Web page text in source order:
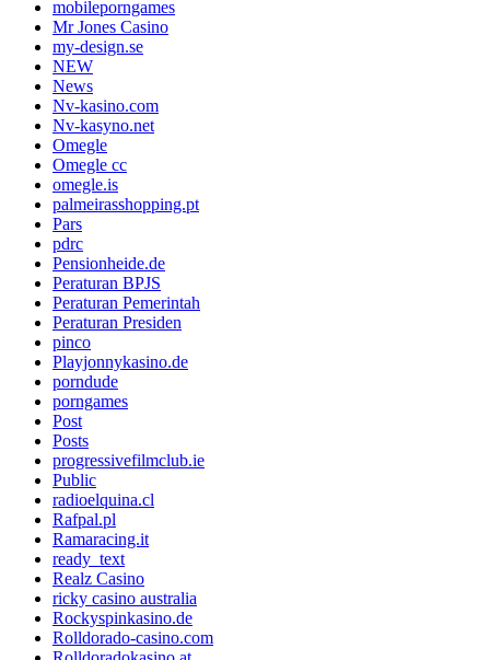
mobileporngames
Mr Jones Casino
my-design.se
NEW
News
Nv-kasino.com
Nv-kasyno.net
Omegle
Omegle cc
omegle.is
palmeirasshopping.pt
Pars
pdrc
Pensionheide.de
Peraturan BPJS
Peraturan Pemerintah
Peraturan Presiden
pinco
Playjonnykasino.de
porndude
porngames
Post
Posts
progressivefilmclub.ie
Public
radioelquina.cl
Rafpal.pl
Ramaracing.it
ready_text
Realz Casino
ricky casino australia
Rockyspinkasino.de
Rolldorado-casino.com